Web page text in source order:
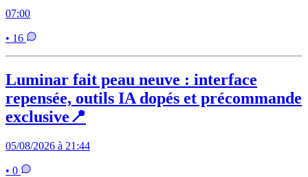
07:00
• 16
Luminar fait peau neuve : interface
repensée, outils IA dopés et précommande
exclusive📍
05/08/2026 à 21:44
• 0